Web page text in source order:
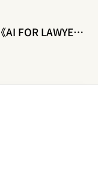
清華大學 x 理律學堂《AI FOR LAWYERS程式實作課程》